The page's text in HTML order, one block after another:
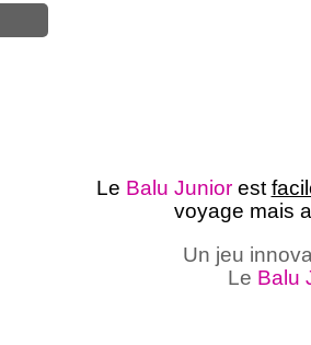
Le Balu Juniorest
voyage mais
Un jeu
Le Balu